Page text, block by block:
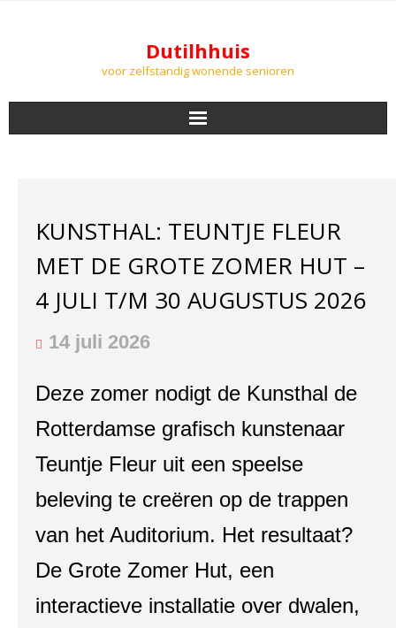
Dutilhhuis
voor zelfstandig wonende senioren
DOWNLOADS
PODCASTS
AGENDA
KUNSTHAL: TEUNTJE FLEUR
MET DE GROTE ZOMER HUT –
4 JULI T/M 30 AUGUSTUS 2026
14 juli 2026
Deze zomer nodigt de Kunsthal de
Rotterdamse grafisch kunstenaar
Teuntje Fleur uit een speelse
beleving te creëren op de trappen
van het Auditorium. Het resultaat?
De Grote Zomer Hut, een
interactieve installatie over dwalen,